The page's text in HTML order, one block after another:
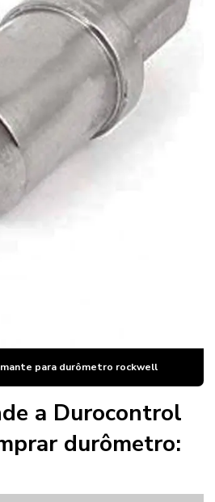
durômetro rockwell
durômetro rockwell preço
para durômetro rockwell
a Durocontrol
durômetro: